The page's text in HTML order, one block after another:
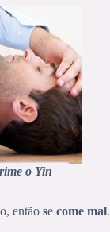
o Yin
então se come mal.